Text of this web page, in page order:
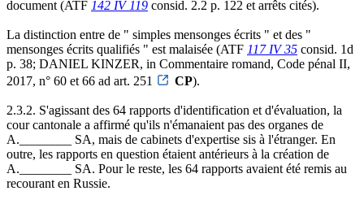
document (ATF 142 IV 119 consid. 2.2 p. 122 et arrêts cités).
La distinction entre de " simples mensonges écrits " et des "
mensonges écrits qualifiés " est malaisée (ATF 117 IV 35 consid. 1d
p. 38; DANIEL KINZER, in Commentaire romand, Code pénal II,
2017, n° 60 et 66 ad art. 251
CP).
2.3.2. S'agissant des 64 rapports d'identification et d'évaluation, la
cour cantonale a affirmé qu'ils n'émanaient pas des organes de
A.________ SA, mais de cabinets d'expertise sis à l'étranger. En
outre, les rapports en question étaient antérieurs à la création de
A.________ SA. Pour le reste, les 64 rapports avaient été remis au
recourant en Russie.